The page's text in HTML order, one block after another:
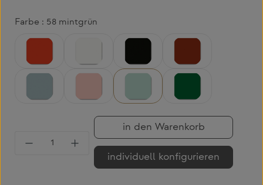
Farbe : 58 mintgrün
Produkt Anzahl: Gib den gewünschten
in den Warenkorb
individuell konfigurieren